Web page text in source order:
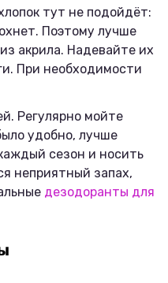
тут не подойдёт:
Поэтому лучше
акрила. Надевайте их
При необходимости
Регулярно мойте
удобно, лучше
сезон и носить
неприятный запах,
дезодоранты для